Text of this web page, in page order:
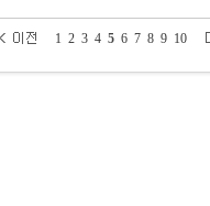
1 2 3 4 5 6 7 8 9 10